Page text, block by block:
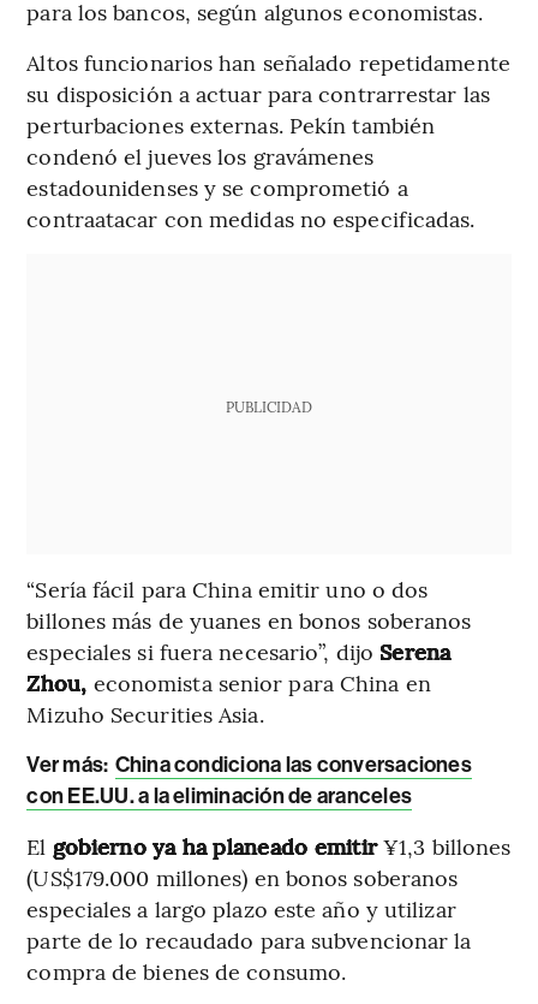
para los bancos, según algunos economistas.
Altos funcionarios han señalado repetidamente
su disposición a actuar para contrarrestar las
perturbaciones externas. Pekín también
condenó el jueves los gravámenes
estadounidenses y se comprometió a
contraatacar con medidas no especificadas.
PUBLICIDAD
“Sería fácil para China emitir uno o dos
billones más de yuanes en bonos soberanos
especiales si fuera necesario”, dijo Serena
Zhou, economista senior para China en
Mizuho Securities Asia.
Ver más: China condiciona las conversaciones
con EE.UU. a la eliminación de aranceles
El gobierno ya ha planeado emitir¥1,3 billones
(US$179.000 millones) en bonos soberanos
especiales a largo plazo este año y utilizar
parte de lo recaudado para subvencionar la
compra de bienes de consumo.